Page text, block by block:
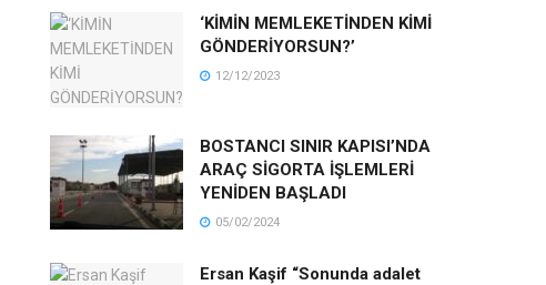
‘KİMİN MEMLEKETİNDEN KİMİ
GÖNDERİYORSUN?’
12/12/2023
BOSTANCI SINIR KAPISI’NDA
ARAÇ SİGORTA İŞLEMLERİ
YENİDEN BAŞLADI
05/02/2024
Ersan Kaşif “Sonunda adalet